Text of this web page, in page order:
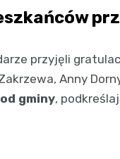
przyjęli
Anny
gminy,